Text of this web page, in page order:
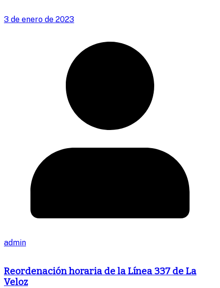
3 de enero de 2023
admin
Reordenación horaria de la Línea 337 de La
Veloz